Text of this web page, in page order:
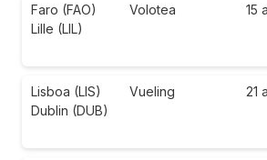
Faro (FAO)
Lille (LIL)
Volotea 15
Lisboa (LIS)
Dublin (DUB)
Vueling 21